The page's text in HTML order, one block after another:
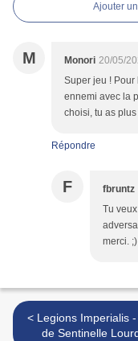
Ajouter
M Monori 20/05/
Super jeu !
ennemi avec la
choisi, tu as
Répondre
F fbruntz
Tu
merci. ;)
< Legions Imperialis - Test
de Sentinelle